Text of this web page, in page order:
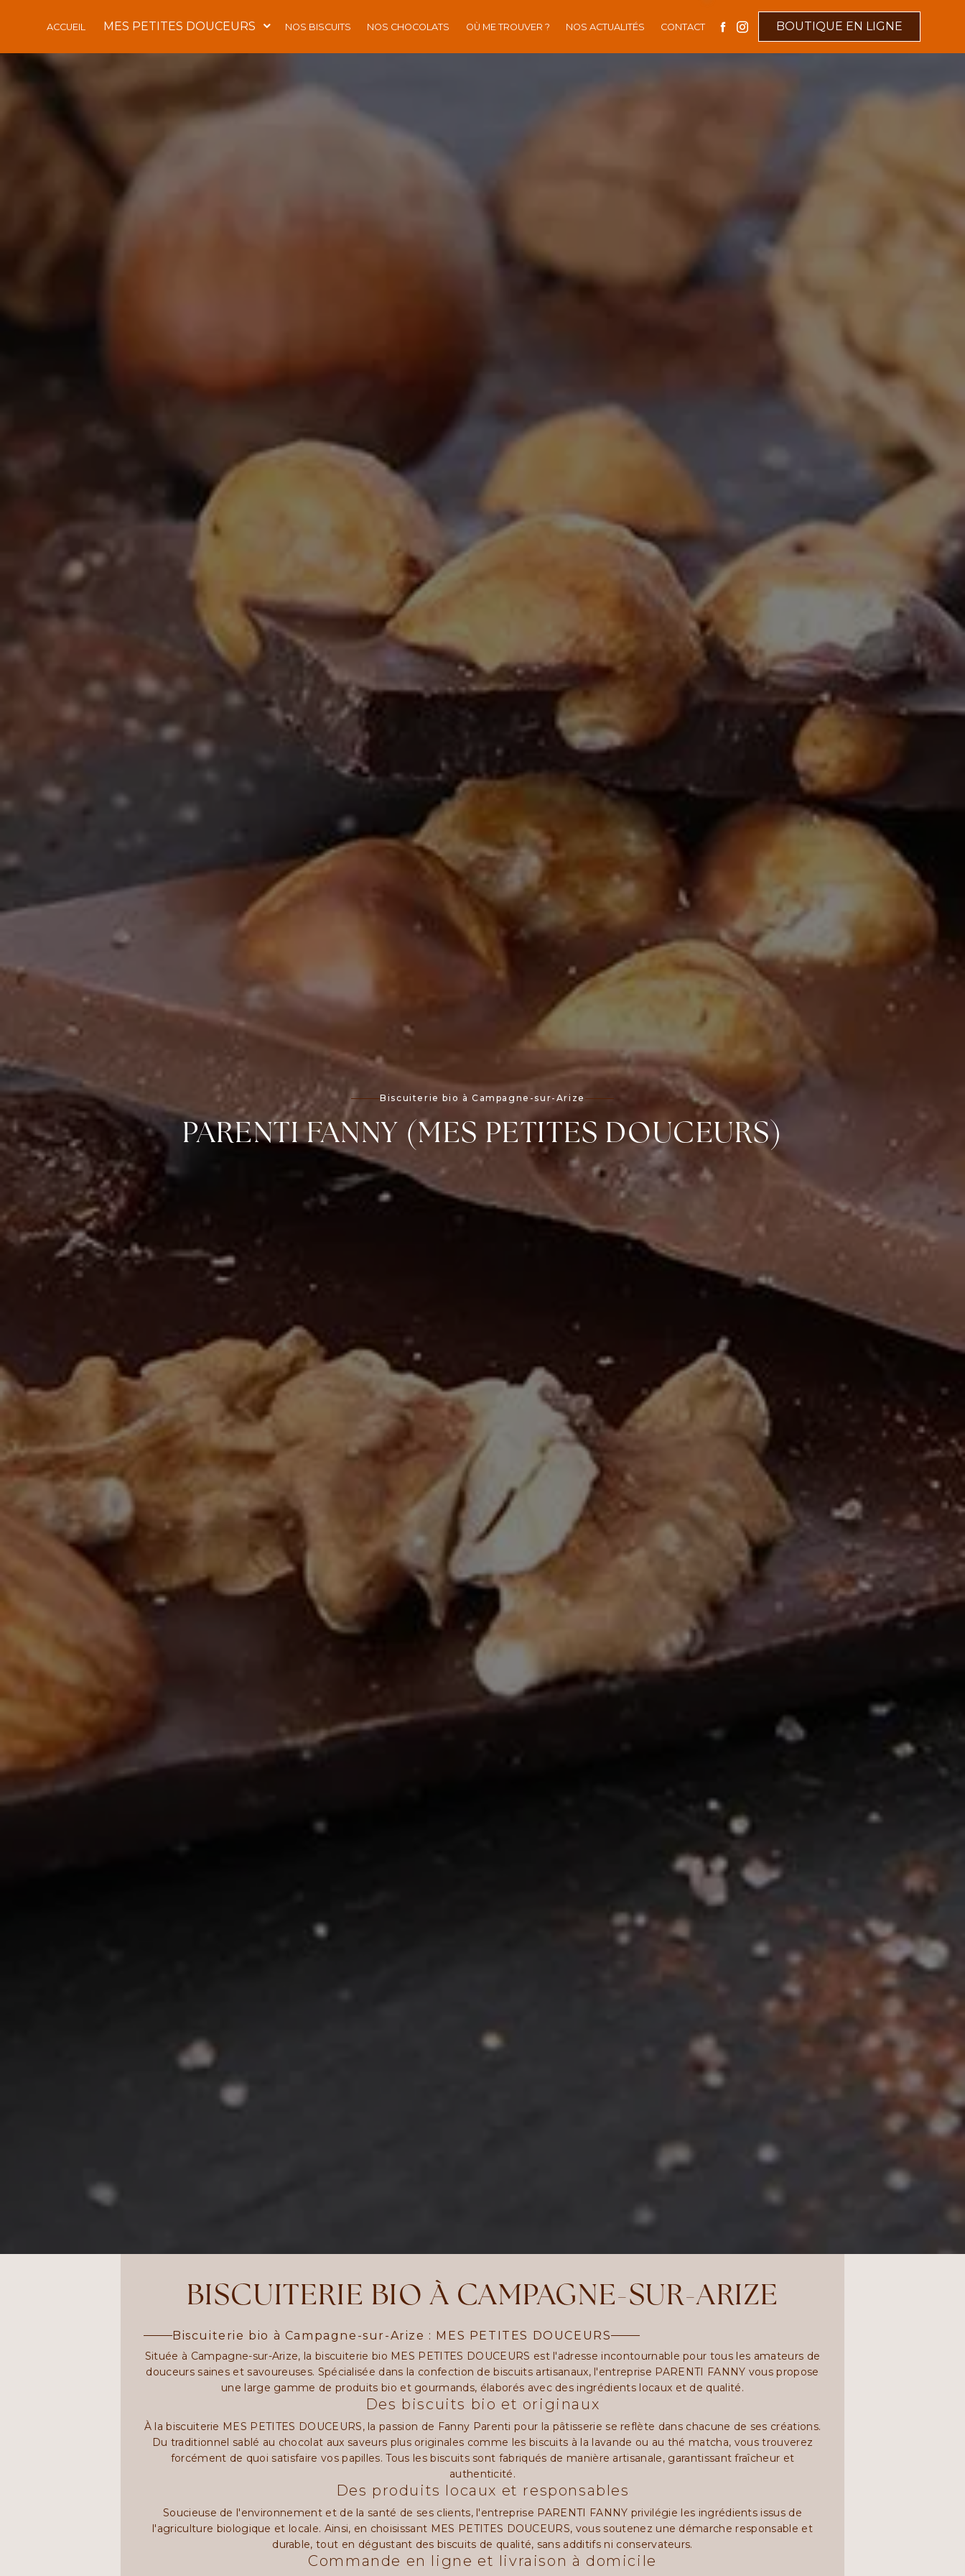
ACCUEIL MES PETITES DOUCEURS NOS BISCUITS NOS CHOCOLATS OÙ ME TROUVER ? NOS ACTUALITÉS CONTACT BOUTIQUE EN LIGNE
Biscuiterie bio à Campagne-sur-Arize
PARENTI FANNY (MES PETITES DOUCEURS)
BISCUITERIE BIO À CAMPAGNE-SUR-ARIZE
Biscuiterie bio à Campagne-sur-Arize : MES PETITES DOUCEURS
Située à Campagne-sur-Arize, la biscuiterie bio MES PETITES DOUCEURS est l'adresse incontournable pour tous les amateurs de
douceurs saines et savoureuses. Spécialisée dans la confection de biscuits artisanaux, l'entreprise PARENTI FANNY vous propose
une large gamme de produits bio et gourmands, élaborés avec des ingrédients locaux et de qualité.
Des biscuits bio et originaux
À la biscuiterie MES PETITES DOUCEURS, la passion de Fanny Parenti pour la pâtisserie se reflète dans chacune de ses créations.
Du traditionnel sablé au chocolat aux saveurs plus originales comme les biscuits à la lavande ou au thé matcha, vous trouverez
forcément de quoi satisfaire vos papilles. Tous les biscuits sont fabriqués de manière artisanale, garantissant fraîcheur et
authenticité.
Des produits locaux et responsables
Soucieuse de l'environnement et de la santé de ses clients, l'entreprise PARENTI FANNY privilégie les ingrédients issus de
l'agriculture biologique et locale. Ainsi, en choisissant MES PETITES DOUCEURS, vous soutenez une démarche responsable et
durable, tout en dégustant des biscuits de qualité, sans additifs ni conservateurs.
Commande en ligne et livraison à domicile